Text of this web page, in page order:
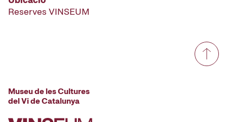
Reserves VINSEUM
Museu de les Cultures
del Vi de Catalunya